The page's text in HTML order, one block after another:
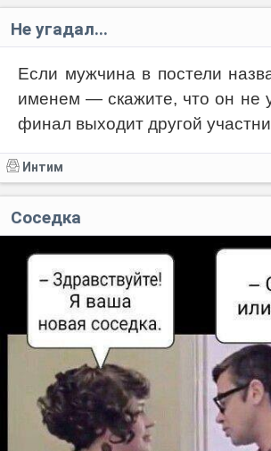
Не угадал...
Если мужчина в постели
именем — скажите, что он не
финал выходит другой
Интим
Соседка